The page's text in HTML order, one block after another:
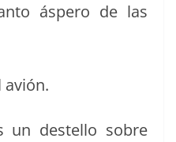
áspero de las
avión.
un destel­lo sobre